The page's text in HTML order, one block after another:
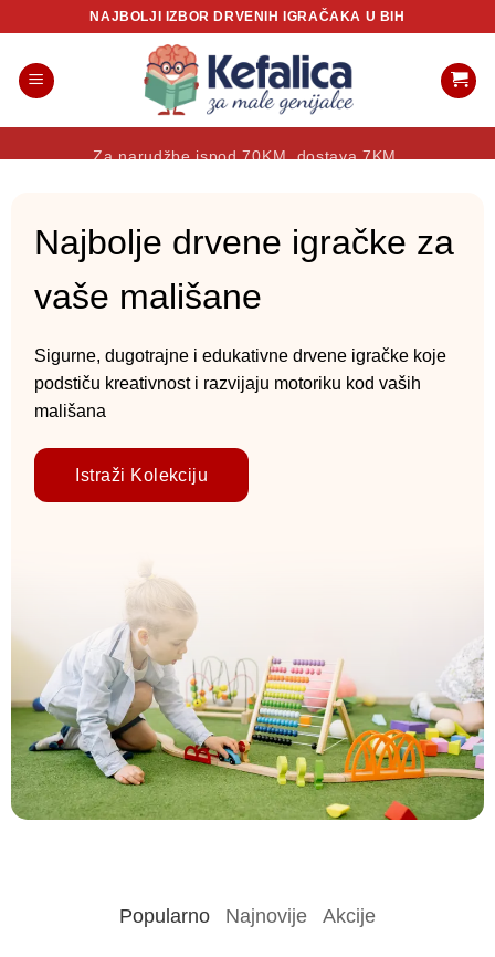
content
NAJBOLJI IZBOR DRVENIH IGRAČAKA U BIH
Za narudžbe ispod 70KM, dostava 7KM.
Najbolje drvene igračke za
vaše mališane
Sigurne, dugotrajne i edukativne drvene igračke koje
podstiču kreativnost i razvijaju motoriku kod vaših
mališana
Istraži Kolekciju
Popularno Najnovije Akcije